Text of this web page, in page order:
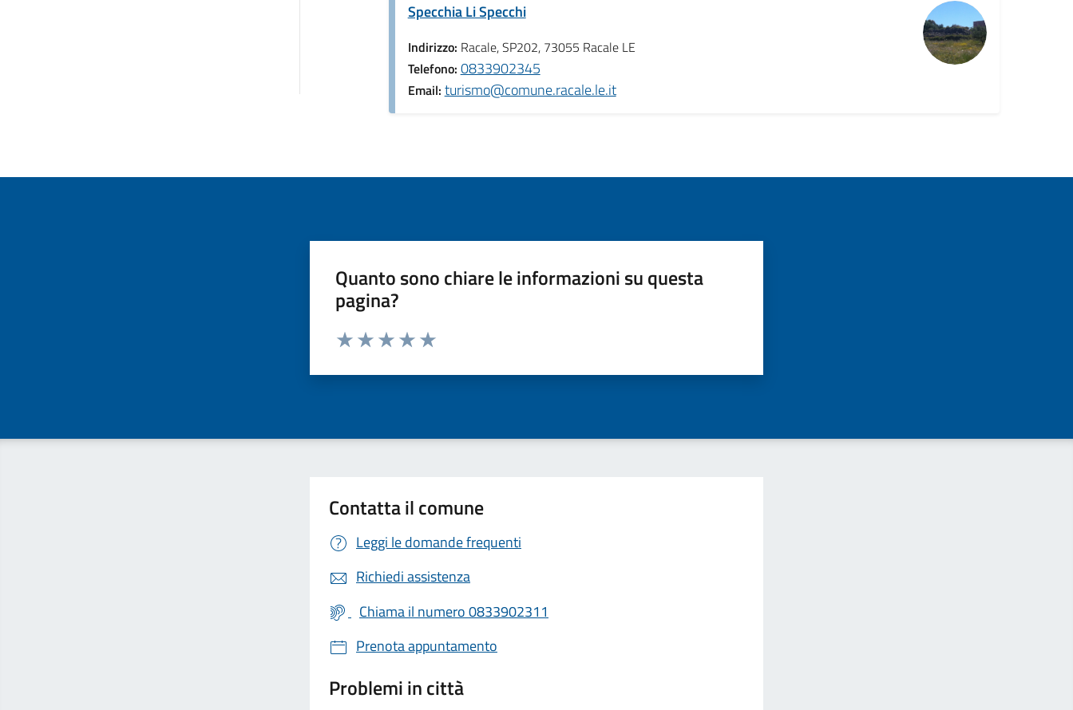
Specchia Li Specchi
Indirizzo: Racale, SP202, 73055 Racale LE
Telefono: 0833902345
Email: turismo@comune.racale.le.it
Quanto sono chiare le informazioni su questa
pagina?
Valuta da 1 a 5 stelle la pagina
Contatta il comune
Leggi le domande frequenti
Richiedi assistenza
Chiama il numero 0833902311
Prenota appuntamento
Problemi in città